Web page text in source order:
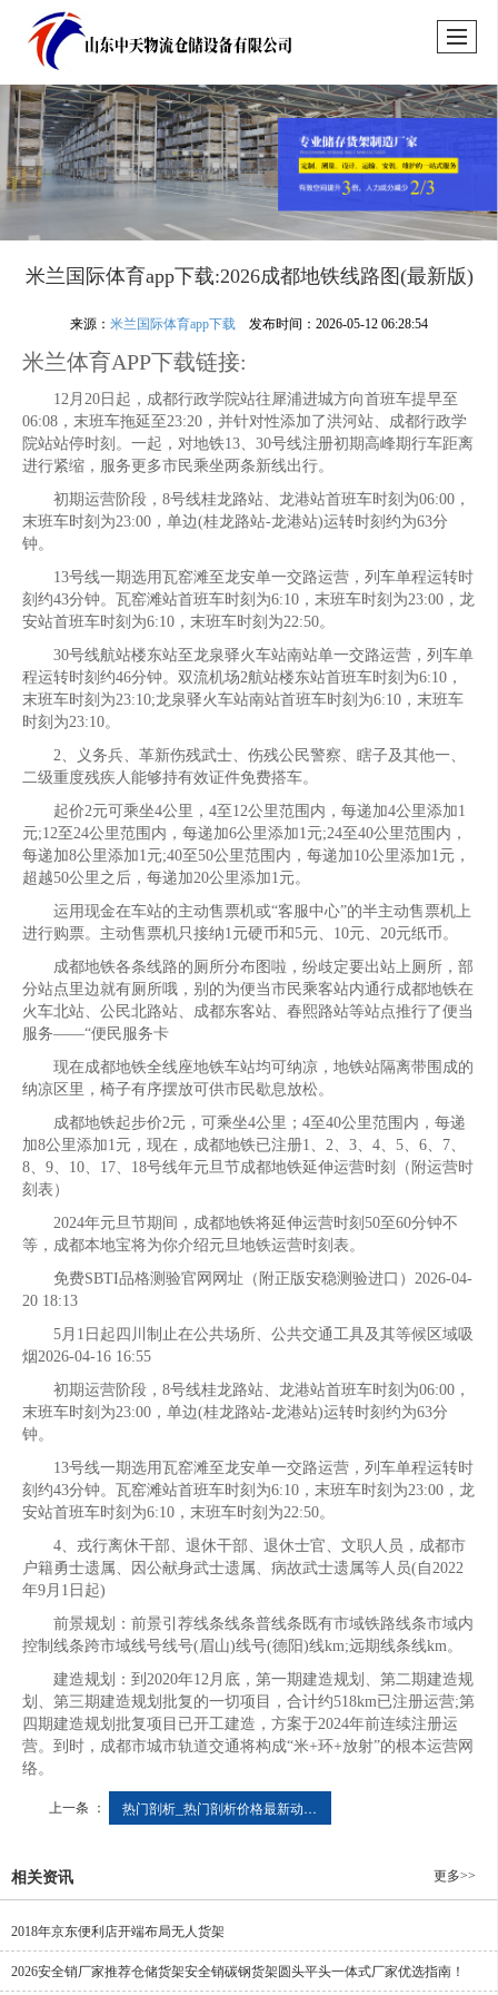
米兰国际体育app下载:2026成都地铁线路图(最新版)
来源：米兰国际体育app下载 发布时间：2026-05-12 06:28:54
米兰体育APP下载链接:
12月20日起，成都行政学院站往犀浦进城方向首班车提早至
06:08，末班车拖延至23:20，并针对性添加了洪河站、成都行政学
院站站停时刻。一起，对地铁13、30号线注册初期高峰期行车距离
进行紧缩，服务更多市民乘坐两条新线出行。
初期运营阶段，8号线桂龙路站、龙港站首班车时刻为06:00，
末班车时刻为23:00，单边(桂龙路站-龙港站)运转时刻约为63分
钟。
13号线一期选用瓦窑滩至龙安单一交路运营，列车单程运转时
刻约43分钟。瓦窑滩站首班车时刻为6:10，末班车时刻为23:00，龙
安站首班车时刻为6:10，末班车时刻为22:50。
30号线航站楼东站至龙泉驿火车站南站单一交路运营，列车单
程运转时刻约46分钟。双流机场2航站楼东站首班车时刻为6:10，
末班车时刻为23:10;龙泉驿火车站南站首班车时刻为6:10，末班车
时刻为23:10。
2、义务兵、革新伤残武士、伤残公民警察、瞎子及其他一、
二级重度残疾人能够持有效证件免费搭车。
起价2元可乘坐4公里，4至12公里范围内，每递加4公里添加1
元;12至24公里范围内，每递加6公里添加1元;24至40公里范围内，
每递加8公里添加1元;40至50公里范围内，每递加10公里添加1元，
超越50公里之后，每递加20公里添加1元。
运用现金在车站的主动售票机或“客服中心”的半主动售票机上
进行购票。主动售票机只接纳1元硬币和5元、10元、20元纸币。
成都地铁各条线路的厕所分布图啦，纷歧定要出站上厕所，部
分站点里边就有厕所哦，别的为便当市民乘客站内通行成都地铁在
火车北站、公民北路站、成都东客站、春熙路站等站点推行了便当
服务——“便民服务卡
现在成都地铁全线座地铁车站均可纳凉，地铁站隔离带围成的
纳凉区里，椅子有序摆放可供市民歇息放松。
成都地铁起步价2元，可乘坐4公里；4至40公里范围内，每递
加8公里添加1元，现在，成都地铁已注册1、2、3、4、5、6、7、
8、9、10、17、18号线年元旦节成都地铁延伸运营时刻（附运营时
刻表）
2024年元旦节期间，成都地铁将延伸运营时刻50至60分钟不
等，成都本地宝将为你介绍元旦地铁运营时刻表。
免费SBTI品格测验官网网址（附正版安稳测验进口）2026-04-
20 18:13
5月1日起四川制止在公共场所、公共交通工具及其等候区域吸
烟2026-04-16 16:55
初期运营阶段，8号线桂龙路站、龙港站首班车时刻为06:00，
末班车时刻为23:00，单边(桂龙路站-龙港站)运转时刻约为63分
钟。
13号线一期选用瓦窑滩至龙安单一交路运营，列车单程运转时
刻约43分钟。瓦窑滩站首班车时刻为6:10，末班车时刻为23:00，龙
安站首班车时刻为6:10，末班车时刻为22:50。
4、戎行离休干部、退休干部、退休士官、文职人员，成都市
户籍勇士遗属、因公献身武士遗属、病故武士遗属等人员(自2022
年9月1日起)
前景规划：前景引荐线条线条普线条既有市域铁路线条市域内
控制线条跨市域线号线号(眉山)线号(德阳)线km;远期线条线km。
建造规划：到2020年12月底，第一期建造规划、第二期建造规
划、第三期建造规划批复的一切项目，合计约518km已注册运营;第
四期建造规划批复项目已开工建造，方案于2024年前连续注册运
营。到时，成都市城市轨道交通将构成“米+环+放射”的根本运营网
络。
上一条 ： 热门剖析_热门剖析价格最新动态-我的钢铁网
相关资讯 更多>>
2018年京东便利店开端布局无人货架
2026安全销厂家推荐仓储货架安全销碳钢货架圆头平头一体式厂家优选指南！